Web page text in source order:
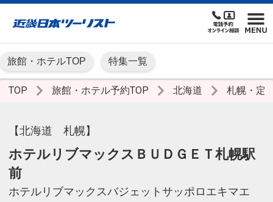
旅館・ホテルTOP 特集一覧
TOP 旅館・ホテル予約TOP 北海道 札幌・定
【北海道 札幌】
ホテルリブマックスＢＵＤＧＥＴ札幌駅
前
ホテルリブマックスバジェットサッポロエキマエ